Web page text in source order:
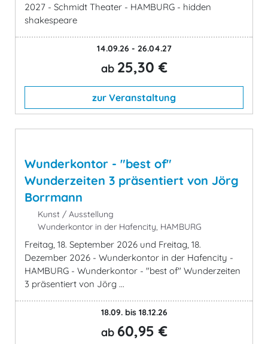
2027 - Schmidt Theater - HAMBURG - hidden
shakespeare
14.09.26 - 26.04.27
ab 25,30 €
zur Veranstaltung
Wunderkontor - "best of"
Wunderzeiten 3 präsentiert von Jörg
Borrmann
Kunst / Ausstellung
Wunderkontor in der Hafencity, HAMBURG
Freitag, 18. September 2026 und Freitag, 18.
Dezember 2026 - Wunderkontor in der Hafencity -
HAMBURG - Wunderkontor - "best of" Wunderzeiten
3 präsentiert von Jörg ...
18.09. bis 18.12.26
ab 60,95 €